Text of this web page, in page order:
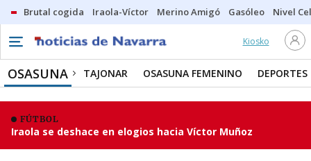
Brutal cogida Iraola-Víctor Merino Amigó Gasóleo Nivel
Kiosko
OSASUNA TAJONAR OSASUNA FEMENINO DEPORTES
FÚTBOL
Iraola se deshace en elogios hacia Víctor Muñoz